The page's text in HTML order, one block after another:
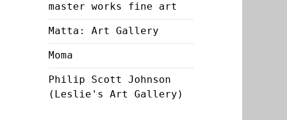
master works fine art
Matta: Art Gallery
Moma
Philip Scott Johnson
(Leslie's Art Gallery)